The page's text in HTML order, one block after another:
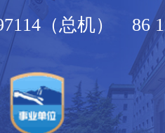
（总机） 86